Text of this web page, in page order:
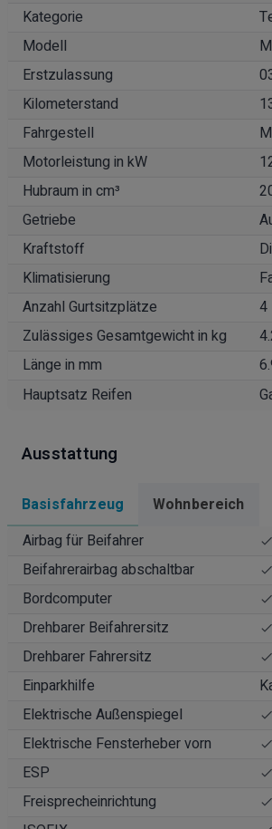
Kategorie
Modell
Erstzulassung
Kilometerstand
Fahrgestell
Motorleistung in kW
Hubraum in cm³
Getriebe
Kraftstoff
Klimatisierung
Anzahl Gurtsitzplätze
4
Zulässiges Gesamtgewicht in kg
Länge in mm
Hauptsatz Reifen
Ausstattung
Basisfahrzeug
Wohnbereich
Airbag für Beifahrer
Beifahrerairbag abschaltbar
Bordcomputer
Drehbarer Beifahrersitz
Drehbarer Fahrersitz
Einparkhilfe
Elektrische Außenspiegel
Elektrische Fensterheber vorn
ESP
Freisprecheinrichtung